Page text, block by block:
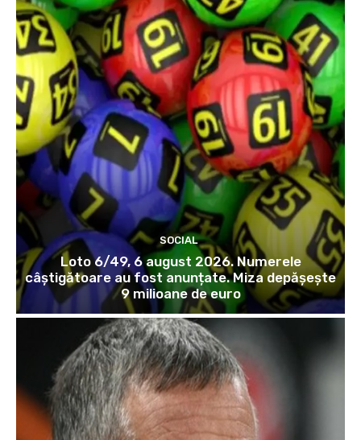
SOCIAL
Loto 6/49, 6 august 2026. Numerele
câștigătoare au fost anunțate. Miza depășește
9 milioane de euro